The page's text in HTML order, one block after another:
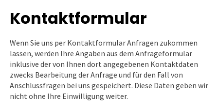
Kontaktformular
Wenn Sie uns per Kontaktformular Anfragen zukommen
lassen, werden Ihre Angaben aus dem Anfrageformular
inklusive der von Ihnen dort angegebenen Kontaktdaten
zwecks Bearbeitung der Anfrage und für den Fall von
Anschlussfragen bei uns gespeichert. Diese Daten geben wir
nicht ohne Ihre Einwilligung weiter.